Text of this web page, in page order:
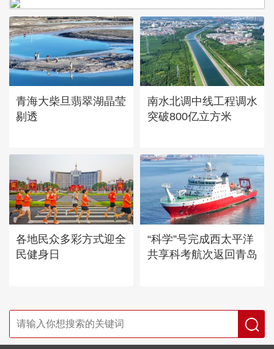
青海大柴旦翡翠湖晶莹
剔透
南水北调中线工程调水
突破800亿立方米
各地民众多彩方式迎全
民健身日
“科学”号完成西太平洋
共享科考航次返回青岛